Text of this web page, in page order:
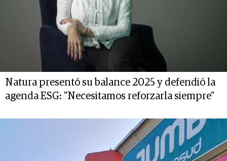
Natura presentó su balance 2025 y defendió la
agenda ESG: "Necesitamos reforzarla siempre"